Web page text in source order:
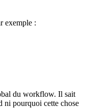
exemple :
du workflow. Il sait
ni pourquoi cette chose